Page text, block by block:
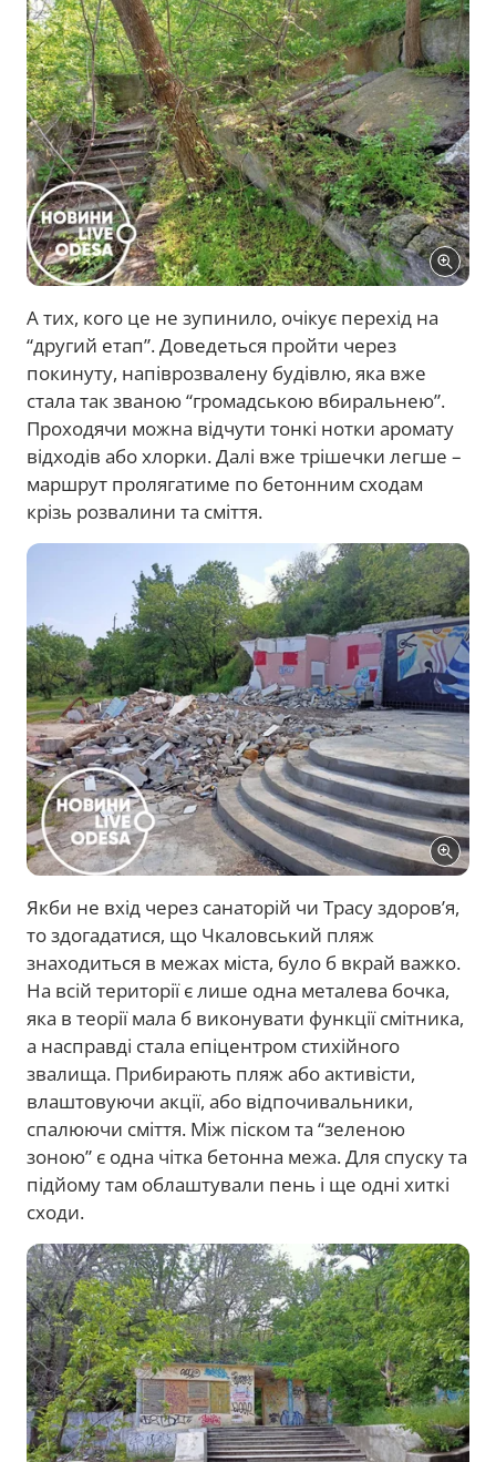
А тих, кого це не зупинило, очікує перехід на
“другий етап”. Доведеться пройти через
покинуту, напіврозвалену будівлю, яка вже
стала так званою “громадською вбиральнею”.
Проходячи можна відчути тонкі нотки аромату
відходів або хлорки. Далі вже трішечки легше –
маршрут пролягатиме по бетонним сходам
крізь розвалини та сміття.
Якби не вхід через санаторій чи Трасу здоров’я,
то здогадатися, що Чкаловський пляж
знаходиться в межах міста, було б вкрай важко.
На всій території є лише одна металева бочка,
яка в теорії мала б виконувати функції смітника,
а насправді стала епіцентром стихійного
звалища. Прибирають пляж або активісти,
влаштовуючи акції, або відпочивальники,
спалюючи сміття. Між піском та “зеленою
зоною” є одна чітка бетонна межа. Для спуску та
підйому там облаштували пень і ще одні хиткі
сходи.